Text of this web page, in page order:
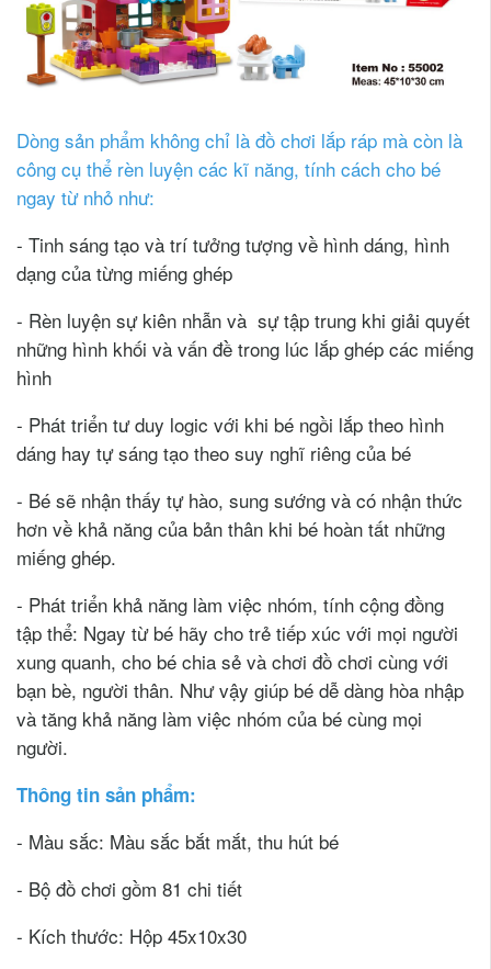
Dòng sản phẩm không chỉ là đồ chơi lắp ráp mà còn là
công cụ thể rèn luyện các kĩ năng, tính cách cho bé
ngay từ nhỏ như:
- Tinh sáng tạo và trí tưởng tượng về hình dáng, hình
dạng của từng miếng ghép
- Rèn luyện sự kiên nhẫn và sự tập trung khi giải quyết
những hình khối và vấn đề trong lúc lắp ghép các miếng
hình
- Phát triển tư duy logic với khi bé ngồi lắp theo hình
dáng hay tự sáng tạo theo suy nghĩ riêng của bé
- Bé sẽ nhận thấy tự hào, sung sướng và có nhận thức
hơn về khả năng của bản thân khi bé hoàn tất những
miếng ghép.
- Phát triển khả năng làm việc nhóm, tính cộng đồng
tập thể: Ngay từ bé hãy cho trẻ tiếp xúc với mọi người
xung quanh, cho bé chia sẻ và chơi đồ chơi cùng với
bạn bè, người thân. Như vậy giúp bé dễ dàng hòa nhập
và tăng khả năng làm việc nhóm của bé cùng mọi
người.
Thông tin sản phẩm:
- Màu sắc: Màu sắc bắt mắt, thu hút bé
- Bộ đồ chơi gồm 81 chi tiết
- Kích thước: Hộp 45x10x30